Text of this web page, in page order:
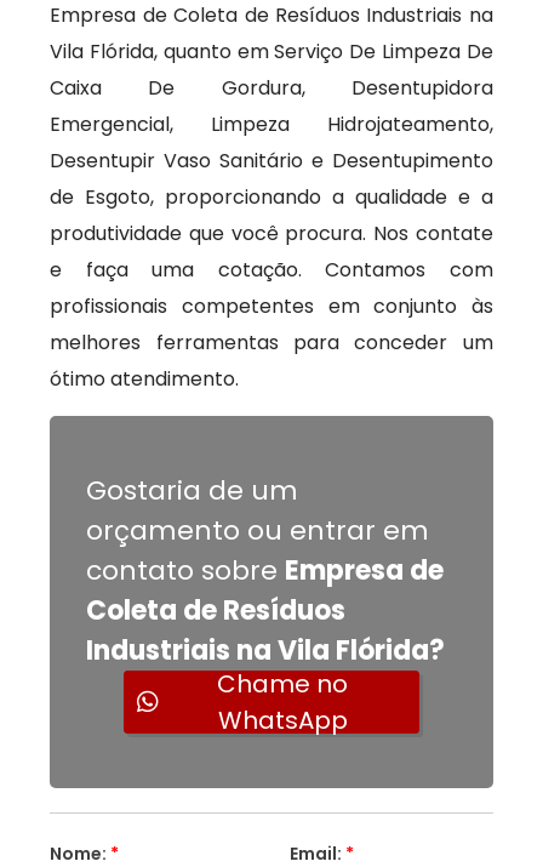
Empresa de Coleta de Resíduos Industriais na
Vila Flórida, quanto em Serviço De Limpeza De
Caixa De Gordura, Desentupidora
Emergencial, Limpeza Hidrojateamento,
Desentupir Vaso Sanitário e Desentupimento
de Esgoto, proporcionando a qualidade e a
produtividade que você procura. Nos contate
e faça uma cotação. Contamos com
profissionais competentes em conjunto às
melhores ferramentas para conceder um
ótimo atendimento.
Gostaria de um
orçamento ou entrar em
contato sobre Empresa de
Coleta de Resíduos
Industriais na Vila Flórida?
Chame no
WhatsApp
Nome: * Email: *